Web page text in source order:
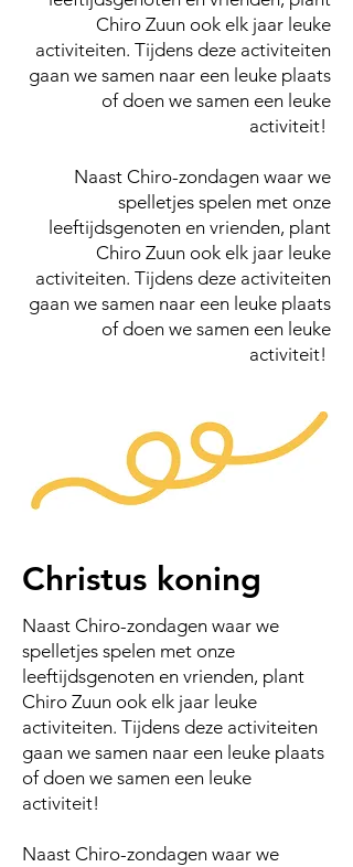
Chiro Zuun ook elk jaar leuke
activiteiten. Tijdens deze activiteiten
gaan we samen naar een leuke plaats
of doen we samen een leuke
activiteit!
Naast Chiro-zondagen waar we
spelletjes spelen met onze
leeftijdsgenoten en vrienden, plant
Chiro Zuun ook elk jaar leuke
activiteiten. Tijdens deze activiteiten
gaan we samen naar een leuke plaats
of doen we samen een leuke
activiteit!
Christus koning
Naast Chiro-zondagen waar we
spelletjes spelen met onze
leeftijdsgenoten en vrienden, plant
Chiro Zuun ook elk jaar leuke
activiteiten. Tijdens deze activiteiten
gaan we samen naar een leuke plaats
of doen we samen een leuke
activiteit!
Naast Chiro-zondagen waar we